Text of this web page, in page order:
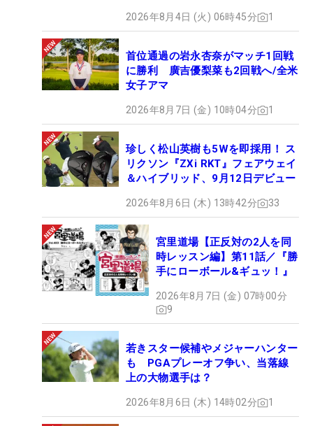
2026年8月4日 (火) 06時45分 1
首位通過の岩永杏奈がマッチ1回戦
に勝利 廣吉優梨菜も2回戦へ/全米
女子アマ
2026年8月7日 (金) 10時04分 1
珍しく松山英樹も5Wを即採用！ ス
リクソン『ZXi RKT』フェアウェイ
＆ハイブリッド、9月12日デビュー
2026年8月6日 (木) 13時42分 33
宮里道場【正反対の2人を同
時レッスン編】第11話／『勝
手にローボール&ギュッ！』
2026年8月7日 (金) 07時00分
9
若きスター候補やメジャーハンター
も PGAプレーオフ争い、当落線
上の大物選手は？
2026年8月6日 (木) 14時02分 1